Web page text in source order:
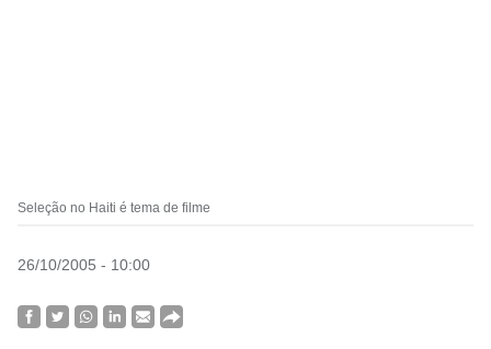
Seleção no Haiti é tema de filme
26/10/2005 - 10:00